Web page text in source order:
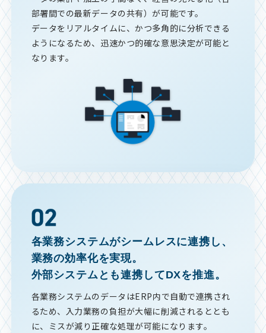
部署間での最新データの共有）が可能です。
データをリアルタイムに、かつ多角的に分析できる
ようになるため、迅速かつ的確な意思決定が可能と
なります。
各業務システムがシームレスに連携し、
業務の効率化を実現。
外部システムとも連携してDXを推進。
各業務システムのデータはERP内で自動で連携され
るため、入力業務の負担が大幅に削減されるととも
に、ミスが減り正確な処理が可能になります。